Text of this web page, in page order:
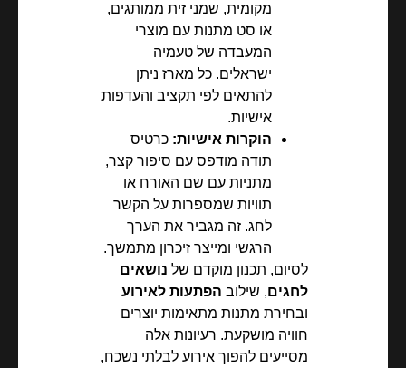
מקומית, שמני זית ממותגים,
או סט מתנות עם מוצרי
המעבדה של טעמיה
ישראלים. כל מארז ניתן
להתאים לפי תקציב והעדפות
אישיות.
הוקרות אישיות: כרטיס
תודה מודפס עם סיפור קצר,
מתניות עם שם האורח או
תוויות שמספרות על הקשר
לחג. זה מגביר את הערך
הרגשי ומייצר זיכרון מתמשך.
לסיום, תכנון מוקדם של נושאים
לחגים, שילוב הפתעות לאירוע
ובחירת מתנות מתאימות יוצרים
חוויה מושקעת. רעיונות אלה
מסייעים להפוך אירוע לבלתי נשכח,